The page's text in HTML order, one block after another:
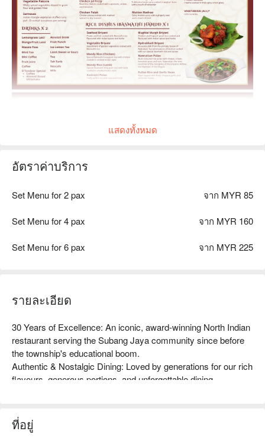
แสดงทั้งหมด
อัตราค่าบริการ
Set Menu for 2 pax จาก MYR 85
Set Menu for 4 pax จาก MYR 160
Set Menu for 6 pax จาก MYR 225
รายละเอียด
30 Years of Excellence: An iconic, award-winning North Indian
restaurant serving the Subang Jaya community since before
the township's educational boom.
Authentic & Nostalgic Dining: Loved by generations for our rich
flavours, generous portions, and unforgettable dining
committed to providing warm, personalised service that
makes every guest feel at home.
ที่อยู่